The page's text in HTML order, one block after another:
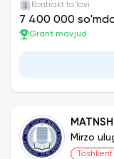
Kontrakt to'lovi
7 400 000
Grant mavjud
Mirzo